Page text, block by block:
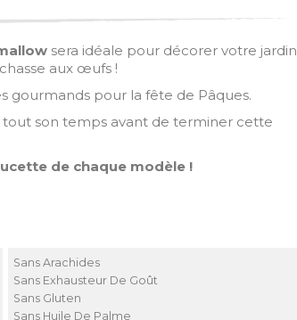
sera idéale pour décorer votre jardin
aux œufs !
gourmands pour la fête de Pâques.
son temps avant de terminer cette
de chaque modèle !
Sans Arachides
Sans Exhausteur De Goût
Sans Gluten
Sans Huile De Palme